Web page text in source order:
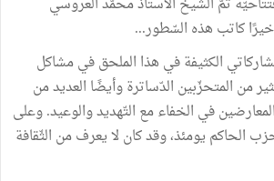
ثمّ الشّيخ الأستاذمحمّدالعروسي
كاتب هذه السّطور...
الكثيفةفي هذا الملحقفيمشاكل
من المتحزّبين الدّساترةوأيضًا العديدمن
المعارضينفي الخفاءمع التّهديدوالوعيد.وعلى
الحاكم يومئذ،وقدكان لايعرفمن الثّقافة